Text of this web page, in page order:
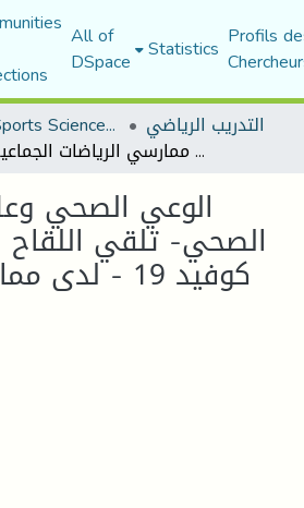
All of
DSpace Statistics Profils
Institute of Sports Sciences and Techniques التدريب الرياضي
الوعي الصحي وعلاقته بالسلوك الصحي- تلقي اللقاح المضاد لفيرس كوفيد 19 - لدى ممارسي الرياضات الجماعية
الوعي الصحي
الصحي- تلقي
كوفيد 19 -